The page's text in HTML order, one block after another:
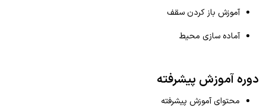
آموزش باز کردن سقف
آماده سازی محیط
دوره آموزش پیشرفته
محتوای آموزش پیشرفته